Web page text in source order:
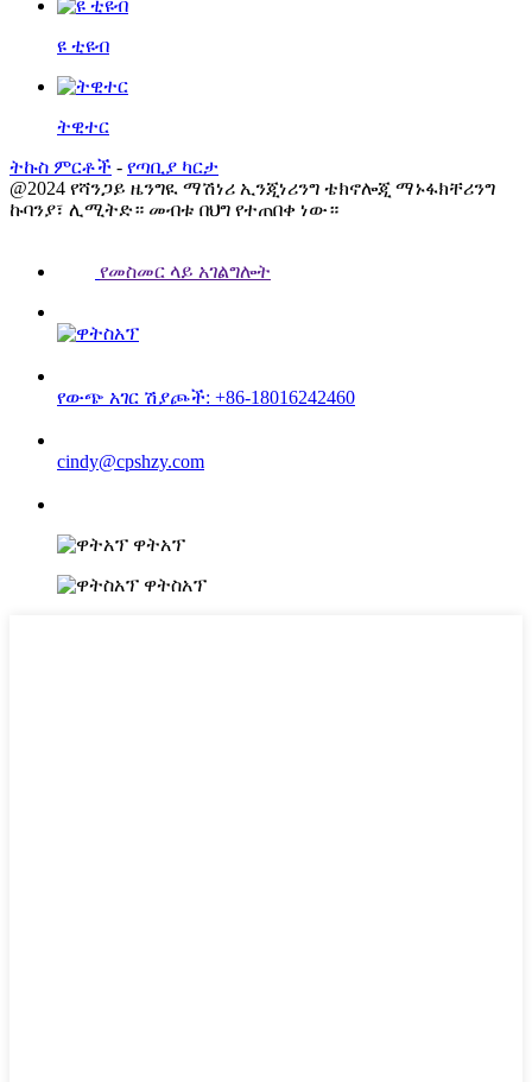
ዩ ቲዩብ
ትዊተር
ትኩስ ምርቶች - የጣቢያ ካርታ
@2024 የሻንጋይ ዜንግዪ ማሽነሪ ኢንጂነሪንግ ቴክኖሎጂ ማኑፋክቸሪንግ
ኩባንያ፣ ሊሚትድ። መብቱ በህግ የተጠበቀ ነው።
የመስመር ላይ አገልግሎት
የውጭ አገር ሽያጮች: +86-18016242460
cindy@cpshzy.com
ዋትአፕ
ዋትስአፕ